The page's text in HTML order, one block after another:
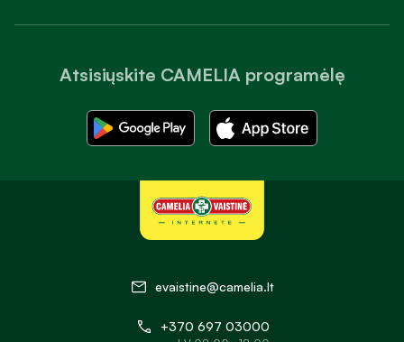
Atsisiųskite CAMELIA programėlę
evaistine@camelia.lt
+370 697 03000